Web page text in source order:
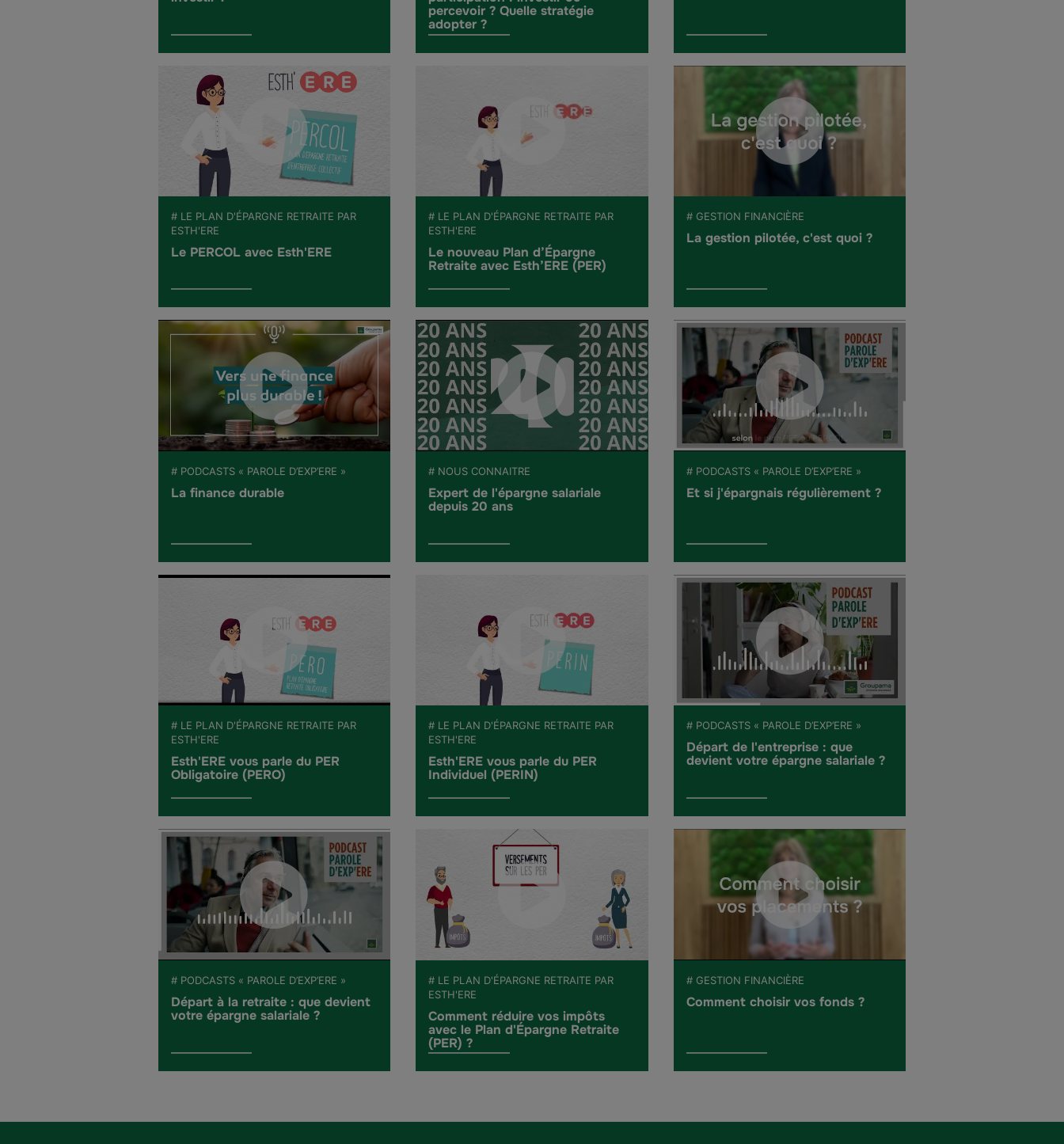
percevoir ? Quelle stratégie
adopter ?
# LE PLAN D'ÉPARGNE RETRAITE PAR
ESTH'ERE
Le PERCOL avec Esth'ERE
# LE PLAN D'ÉPARGNE RETRAITE PAR
ESTH'ERE
Le nouveau Plan d’Épargne
Retraite avec Esth’ERE (PER)
# GESTION FINANCIÈRE
La gestion pilotée, c'est quoi ?
# PODCASTS « PAROLE D’EXP’ERE »
La finance durable
# NOUS CONNAITRE
Expert de l'épargne salariale
depuis 20 ans
# PODCASTS « PAROLE D’EXP’ERE »
Et si j'épargnais régulièrement ?
# LE PLAN D'ÉPARGNE RETRAITE PAR
ESTH'ERE
Esth'ERE vous parle du PER
Obligatoire (PERO)
# LE PLAN D'ÉPARGNE RETRAITE PAR
ESTH'ERE
Esth'ERE vous parle du PER
Individuel (PERIN)
# PODCASTS « PAROLE D’EXP’ERE »
Départ de l'entreprise : que
devient votre épargne salariale ?
# PODCASTS « PAROLE D’EXP’ERE »
Départ à la retraite : que devient
votre épargne salariale ?
# LE PLAN D'ÉPARGNE RETRAITE PAR
ESTH'ERE
Comment réduire vos impôts
avec le Plan d'Épargne Retraite
(PER) ?
# GESTION FINANCIÈRE
Comment choisir vos fonds ?